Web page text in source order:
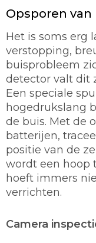
Opsporen
Het is soms erg
verstopping,
buisprobleem
detector valt dit
Een speciale
hogedrukslang
de buis. Met de
batterijen,
positie van de
wordt een hoop
hoeft immers
verrichten.
Camera